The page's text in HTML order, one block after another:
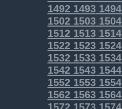
149214931494
150215031504
151215131514
152215231524
153215331534
154215431544
155215531554
156215631564